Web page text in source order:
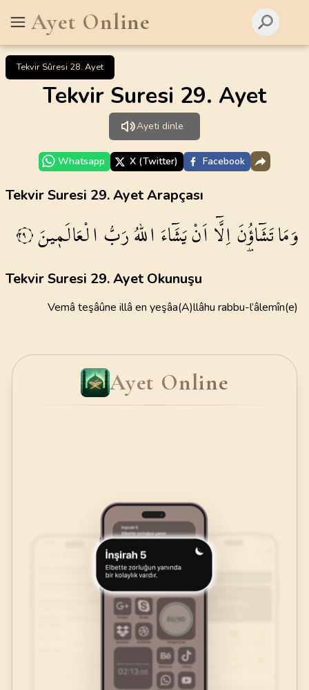
Ayet Online
Tekvir Sûresi 28. Ayet
Tekvir Suresi 29. Ayet
Ayeti dinle
Whatsapp X (Twitter) Facebook
Tekvir Suresi 29. Ayet Arapçası
وَمَاتَشَٓاؤُ۫نَاِلَّٓااَنْيَشَٓاءَاللّٰهُرَبُّالْعَالَم۪ينَ ٢٩
Tekvir Suresi 29. Ayet Okunuşu
Vemâ teşâûne illâ en yeşâa(A)llâhu rabbu-l’âlemîn(e)
Ayet Online